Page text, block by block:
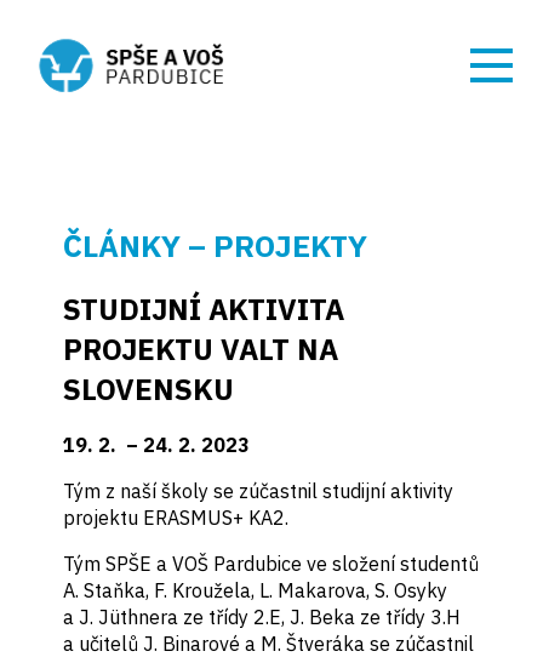
ČLÁNKY – PROJEKTY
STUDIJNÍ AKTIVITA
PROJEKTU VALT NA
SLOVENSKU
19. 2. – 24. 2. 2023
Tým z naší školy se zúčastnil studijní aktivity
projektu ERASMUS+ KA2.
Tým SPŠE a VOŠ Pardubice ve složení studentů
A. Staňka, F. Kroužela, L. Makarova, S. Osyky
a J. Jüthnera ze třídy 2.E, J. Beka ze třídy 3.H
a učitelů J. Binarové a M. Štveráka se zúčastnil